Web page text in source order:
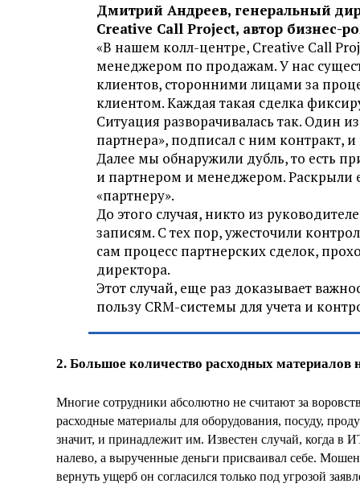
Дмитрий Андреев, генеральный
Creative Call Project, автор бизнес-
«В нашем колл-центре, Creative Call
менеджером по продажам. У нас
клиентов, сторонними лицами за
клиентом. Каждая такая сделка
Ситуация разворачивалась так. Один
партнера», подписал с ним контракт,
Далее мы обнаружили дубль, то есть
и партнером и менеджером. Раскрыли
«партнеру».
До этого случая, никто из
записям. С тех пор, ужесточили
сам процесс партнерских сделок,
директора.
Этот случай, еще раз доказывает
пользу CRM-системы для учета и
2. Большое количество расходных материалов
Многие сотрудники абсолютно не считают за
расходные материалы для оборудования, посуду,
значит, и принадлежит им. Известен случай, когда в
налево, а вырученные деньги присваивал себе.
вернуть ущерб он согласился только под угрозой